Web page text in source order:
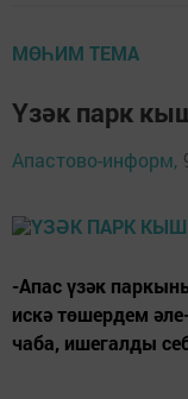
МӨҺИМ ТЕМА
Үзәк парк
Апастово-информ,
-Апас үзәк
искә төшердем
чаба, ишегалды